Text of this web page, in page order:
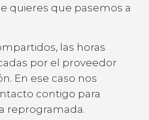
quieres que pasemos a
las horas
por el proveedor
En ese caso nos
contigo para
reprogramada.